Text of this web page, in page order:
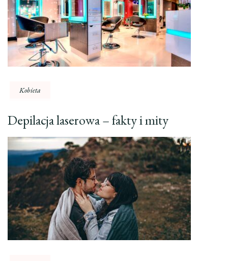
Kobieta
Depilacja laserowa – fakty i mity